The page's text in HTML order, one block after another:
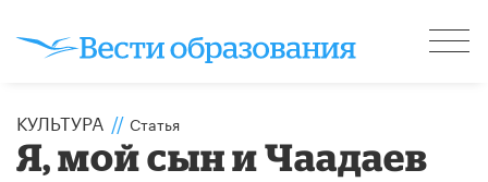
КУЛЬТУРА // Статья
Я, мой сын и Чаадаев